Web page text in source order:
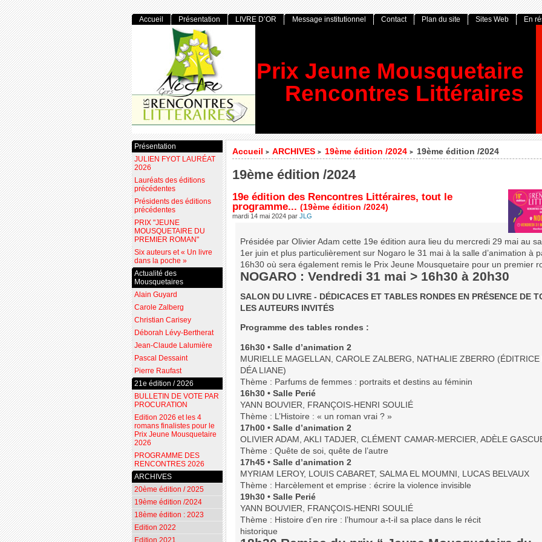
Prix Jeune Mousquetaire
Rencontres Littéraires
Accueil > ARCHIVES > 19ème édition /2024 > 19ème édition /2024
19ème édition /2024
19e édition des Rencontres Littéraires, tout le
programme...
(19ème édition /2024)
mardi 14 mai 2024 par JLG
Présidée par Olivier Adam cette 19e édition aura lieu du mercredi 29 mai au
1er juin et plus particulièrement sur Nogaro le 31 mai à la salle d’animation à
16h30 où sera également remis le Prix Jeune Mousquetaire pour un premier
NOGARO : Vendredi 31 mai > 16h30 à 20h30
SALON DU LIVRE - DÉDICACES ET TABLES RONDES EN PRÉSENCE DE
LES AUTEURS INVITÉS
Programme des tables rondes :
16h30 • Salle d’animation 2
MURIELLE MAGELLAN, CAROLE ZALBERG, NATHALIE ZBERRO (ÉDITRICE
DÉA LIANE)
Thème : Parfums de femmes : portraits et destins au féminin
16h30 • Salle Perié
YANN BOUVIER, FRANÇOIS-HENRI SOULIÉ
Thème : L’Histoire : « un roman vrai ? »
17h00 • Salle d’animation 2
OLIVIER ADAM, AKLI TADJER, CLÉMENT CAMAR-MERCIER, ADÈLE
Thème : Quête de soi, quête de l’autre
17h45 • Salle d’animation 2
MYRIAM LEROY, LOUIS CABARET, SALMA EL MOUMNI, LUCAS BELVAUX
Thème : Harcèlement et emprise : écrire la violence invisible
19h30 • Salle Perié
YANN BOUVIER, FRANÇOIS-HENRI SOULIÉ
Thème : Histoire d’en rire : l’humour a-t-il sa place dans le récit
historique
Accueil Présentation LIVRE D’OR Message institutionnel Contact Plan du site Sites Web En
Présentation
JULIEN FYOT LAURÉAT
2026
Lauréats des éditions
précédentes
Présidents des éditions
précédentes
PRIX "JEUNE
MOUSQUETAIRE DU
PREMIER ROMAN"
Six auteurs et « Un livre
dans la poche »
Actualité des
Mousquetaires
Alain Guyard
Carole Zalberg
Christian Carisey
Déborah Lévy-Bertherat
Jean-Claude Lalumière
Pascal Dessaint
Pierre Raufast
21e édition / 2026
BULLETIN DE VOTE PAR
PROCURATION
Edition 2026 et les 4
romans finalistes pour le
Prix Jeune Mousquetaire
2026
PROGRAMME DES
RENCONTRES 2026
ARCHIVES
20ème édition / 2025
19ème édition /2024
18ème édition : 2023
Edition 2022